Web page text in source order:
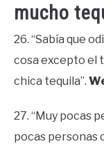
mucho
26. “Sabía que
cosa excepto el
chica tequila”.
27. “Muy pocas
pocas personas